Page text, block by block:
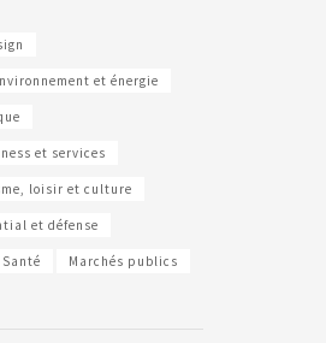
et énergie
et services
loisir et culture
et défense
Santé Marchés publics